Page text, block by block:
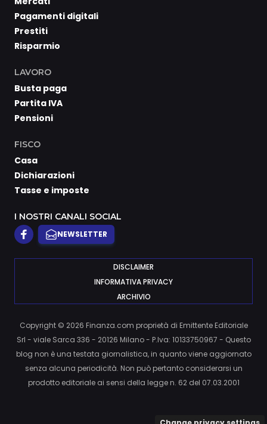
Pagamenti digitali
Prestiti
Risparmio
LAVORO
Busta paga
Partita IVA
Pensioni
FISCO
Casa
Dichiarazioni
Tasse e imposte
I NOSTRI CANALI SOCIAL
NEWSLETTER
DISCLAIMER
INFORMATIVA PRIVACY
ARCHIVIO
Copyright © 2026 Finanza.com proprietà di Emittente Editoriale
Srl - viale Sarca 336 - 20126 Milano - P.Iva: 10133750967 - Questo
blog non è una testata giornalistica, in quanto viene aggiornato
senza alcuna periodicità. Non può pertanto considerarsi un
prodotto editoriale ai sensi della legge n. 62 del 07.03.2001